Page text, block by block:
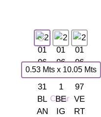
0.53 Mts x 10.05 Mts
Clear